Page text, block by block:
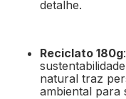
detalhe.
Reciclato 180g
natural traz
ambiental para